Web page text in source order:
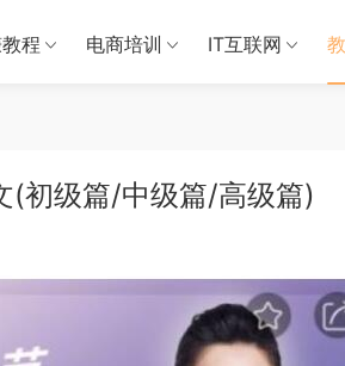
程 电商培训 IT互联网
(初级篇/中级篇/高级篇)